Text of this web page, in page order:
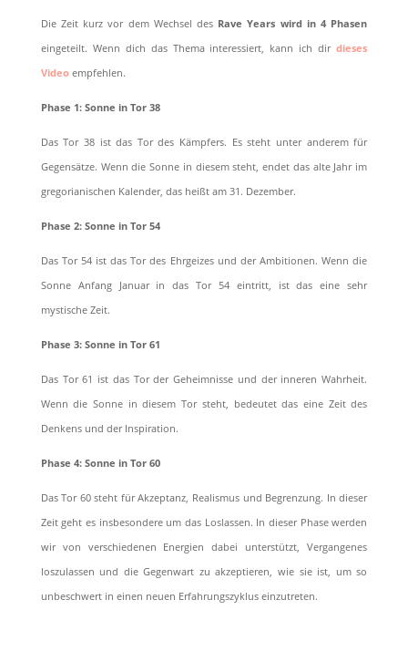
Die Zeit kurz vor dem Wechsel des Rave Years wird in 4 Phasen
eingeteilt. Wenn dich das Thema interessiert, kann ich dirdieses
Videoempfehlen.
Phase 1: Sonne in Tor 38
Das Tor 38 ist das Tor des Kämpfers. Es steht unter anderem für
Gegensätze. Wenn die Sonne in diesem steht, endet das alte Jahr im
gregorianischen Kalender, das heißt am 31. Dezember.
Phase 2: Sonne in Tor 54
Das Tor 54 ist das Tor des Ehrgeizes und der Ambitionen. Wenn die
Sonne Anfang Januar in das Tor 54 eintritt, ist das eine sehr
mystische Zeit.
Phase 3: Sonne in Tor 61
Das Tor 61 ist das Tor der Geheimnisse und der inneren Wahrheit.
Wenn die Sonne in diesem Tor steht, bedeutet das eine Zeit des
Denkens und der Inspiration.
Phase 4: Sonne in Tor 60
Das Tor 60 steht für Akzeptanz, Realismus und Begrenzung. In dieser
Zeit geht es insbesondere um das Loslassen. In dieser Phase werden
wir von verschiedenen Energien dabei unterstützt, Vergangenes
loszulassen und die Gegenwart zu akzeptieren, wie sie ist, um so
unbeschwert in einen neuen Erfahrungszyklus einzutreten.